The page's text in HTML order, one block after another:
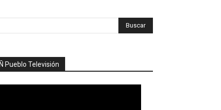
Ñ Pueblo Televisión